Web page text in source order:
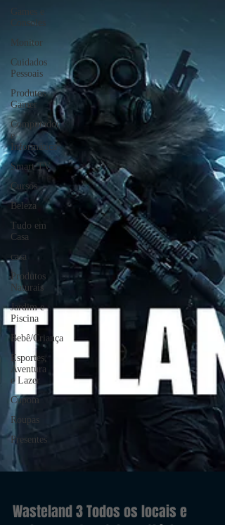
Games e
Consoles
Monitor
Cuidados
Pessoais
Produtos
Gamer
Computador
e
Informática
Smart TV
Cursos
Beleza
Tudo em
Casa
casa
Produtos
Naturais
Jardim e
Piscina
Bebê/Criança
Esportes,
Aventura
e Lazer
Cupom
Roupas
Presentes